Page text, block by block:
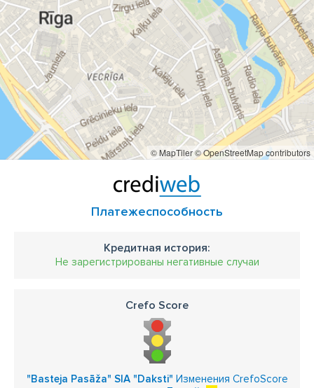
© MapTiler© OpenStreetMap contributors
Платежеспособность
Кредитная история:
Не зарегистрированы негативные случаи
Crefo Score
"Basteja Pasāža" SIA "Daksti" Изменения CrefoScore